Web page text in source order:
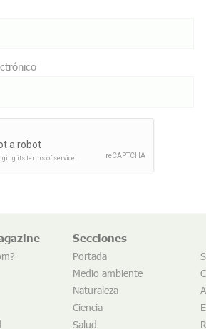
Secciones
Portada
Medio ambiente
Naturaleza
Ciencia
Salud